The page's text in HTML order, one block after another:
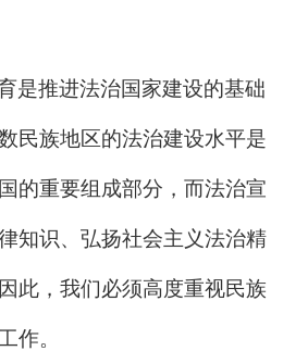
是推进法治国家建设的基础
民族地区的法治建设水平是
的重要组成部分，而法治宣
知识、弘扬社会主义法治精
此，我们必须高度重视民族
作。